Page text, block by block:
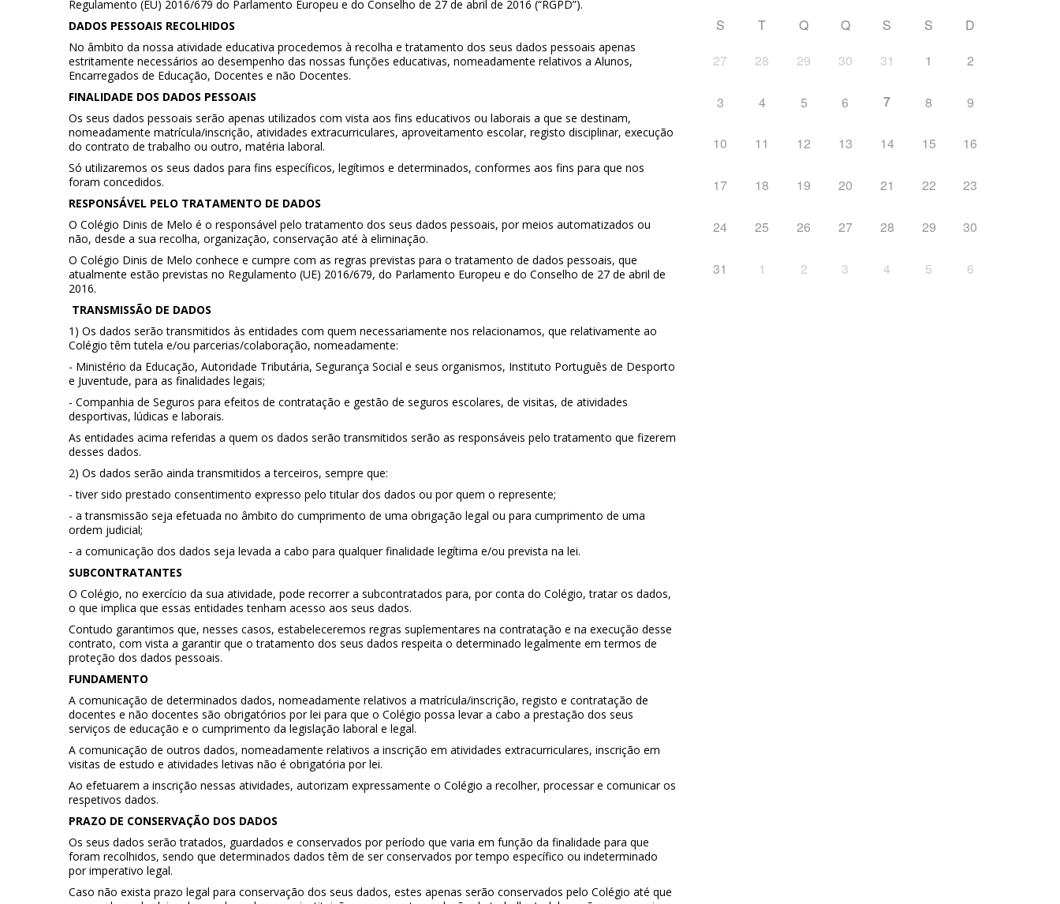
Regulamento (EU) 2016/679 do Parlamento Europeu e do Conselho de 27 de abril de 2016 (“RGPD”).
DADOS PESSOAIS RECOLHIDOS
No âmbito da nossa atividade educativa procedemos à recolha e tratamento dos seus dados pessoais apenas
estritamente necessários ao desempenho das nossas funções educativas, nomeadamente relativos a Alunos,
Encarregados de Educação, Docentes e não Docentes.
FINALIDADE DOS DADOS PESSOAIS
Os seus dados pessoais serão apenas utilizados com vista aos fins educativos ou laborais a que se destinam,
nomeadamente matrícula/inscrição, atividades extracurriculares, aproveitamento escolar, registo disciplinar, execução
do contrato de trabalho ou outro, matéria laboral.
Só utilizaremos os seus dados para fins específicos, legítimos e determinados, conformes aos fins para que nos
foram concedidos.
RESPONSÁVEL PELO TRATAMENTO DE DADOS
O Colégio Dinis de Melo é o responsável pelo tratamento dos seus dados pessoais, por meios automatizados ou
não, desde a sua recolha, organização, conservação até à eliminação.
O Colégio Dinis de Melo conhece e cumpre com as regras previstas para o tratamento de dados pessoais, que
atualmente estão previstas no Regulamento (UE) 2016/679, do Parlamento Europeu e do Conselho de 27 de abril de
2016.
TRANSMISSÃO DE DADOS
1) Os dados serão transmitidos às entidades com quem necessariamente nos relacionamos, que relativamente ao
Colégio têm tutela e/ou parcerias/colaboração, nomeadamente:
- Ministério da Educação, Autoridade Tributária, Segurança Social e seus organismos, Instituto Português de Desporto
e Juventude, para as finalidades legais;
- Companhia de Seguros para efeitos de contratação e gestão de seguros escolares, de visitas, de atividades
desportivas, lúdicas e laborais.
As entidades acima referidas a quem os dados serão transmitidos serão as responsáveis pelo tratamento que fizerem
desses dados.
2) Os dados serão ainda transmitidos a terceiros, sempre que:
- tiver sido prestado consentimento expresso pelo titular dos dados ou por quem o represente;
- a transmissão seja efetuada no âmbito do cumprimento de uma obrigação legal ou para cumprimento de uma
ordem judicial;
- a comunicação dos dados seja levada a cabo para qualquer finalidade legítima e/ou prevista na lei.
SUBCONTRATANTES
O Colégio, no exercício da sua atividade, pode recorrer a subcontratados para, por conta do Colégio, tratar os dados,
o que implica que essas entidades tenham acesso aos seus dados.
Contudo garantimos que, nesses casos, estabeleceremos regras suplementares na contratação e na execução desse
contrato, com vista a garantir que o tratamento dos seus dados respeita o determinado legalmente em termos de
proteção dos dados pessoais.
FUNDAMENTO
A comunicação de determinados dados, nomeadamente relativos a matrícula/inscrição, registo e contratação de
docentes e não docentes são obrigatórios por lei para que o Colégio possa levar a cabo a prestação dos seus
serviços de educação e o cumprimento da legislação laboral e legal.
A comunicação de outros dados, nomeadamente relativos a inscrição em atividades extracurriculares, inscrição em
visitas de estudo e atividades letivas não é obrigatória por lei.
Ao efetuarem a inscrição nessas atividades, autorizam expressamente o Colégio a recolher, processar e comunicar os
respetivos dados.
PRAZO DE CONSERVAÇÃO DOS DADOS
Os seus dados serão tratados, guardados e conservados por período que varia em função da finalidade para que
foram recolhidos, sendo que determinados dados têm de ser conservados por tempo específico ou indeterminado
por imperativo legal.
Caso não exista prazo legal para conservação dos seus dados, estes apenas serão conservados pelo Colégio até que
S T Q Q S S
D
27
28 29 30 31 1 2
3 4 5 6 7 8 9
10 11 12 13 14 15 16
17 18 19 20 21 22 23
24 25 26 27 28 29 30
31 1 2 3 4 5 6